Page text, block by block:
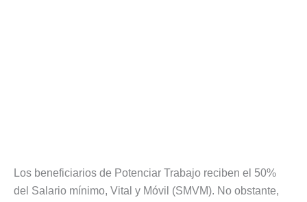
Los beneficiarios de Potenciar Trabajo reciben el 50%
del Salario mínimo, Vital y Móvil (SMVM). No obstante,